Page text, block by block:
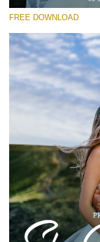
(55 Overlays)
Grunge Collection
(252 Overlays)
Large 6000*4000px
(1783 Overlays)
Large 6000*4000px
FREE DOWNLOAD